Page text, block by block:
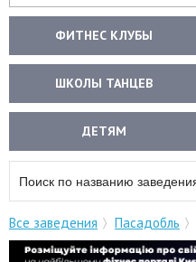
ФИТНЕС КЛУБЫ
ШКОЛЫ ТАНЦЕВ
ДЕТЯМ
Все заведения Пасадобль